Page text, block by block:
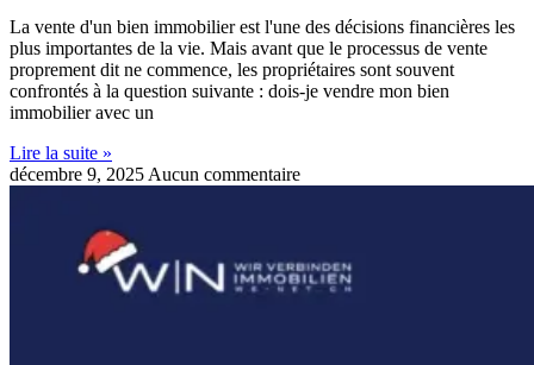
La vente d'un bien immobilier est l'une des décisions financières les
plus importantes de la vie. Mais avant que le processus de vente
proprement dit ne commence, les propriétaires sont souvent
confrontés à la question suivante : dois-je vendre mon bien
immobilier avec un
Lire la suite »
décembre 9, 2025 Aucun commentaire